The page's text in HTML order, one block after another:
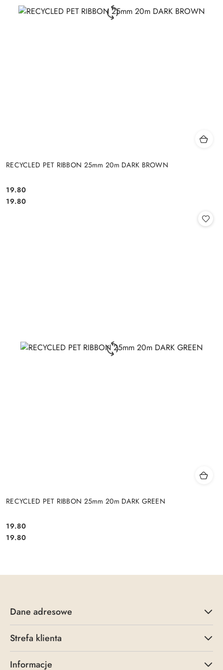
RECYCLED PET RIBBON 25mm 20m DARK BROWN
Cena:
19.80
Cena:
19.80
RECYCLED PET RIBBON 25mm 20m DARK GREEN
Cena:
19.80
Cena:
19.80
Dane adresowe
Strefa klienta
Informacje